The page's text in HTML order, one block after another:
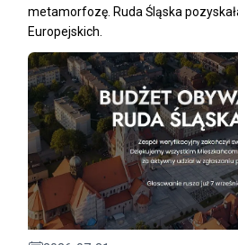
metamorfozę. Ruda Śląska
Europejskich.